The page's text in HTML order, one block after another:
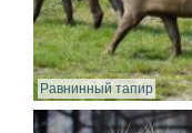
Равнинный тапир